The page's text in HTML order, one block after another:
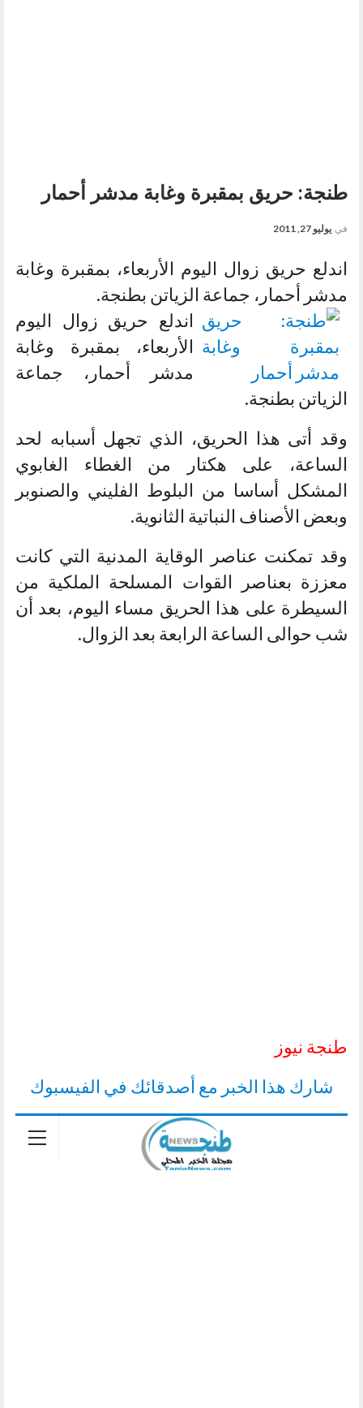
طنجة: حريق بمقبرة وغابة مدشر أحمار
في يوليو 27, 2011
اندلع حريق زوال اليوم الأربعاء، بمقبرة وغابة
مدشر أحمار، جماعة الزياتن بطنجة.
اندلع حريق زوال اليوم
الأربعاء، بمقبرة وغابة
مدشر أحمار، جماعة
الزياتن بطنجة.
وقد أتى هذا الحريق، الذي تجهل أسبابه لحد
الساعة، على هكتار من الغطاء الغابوي
المشكل أساسا من البلوط الفليني والصنوبر
وبعض الأصناف النباتية الثانوية.
وقد تمكنت عناصر الوقاية المدنية التي كانت
معززة بعناصر القوات المسلحة الملكية من
السيطرة على هذا الحريق مساء اليوم، بعد أن
شب حوالى الساعة الرابعة بعد الزوال.
طنجة نيوز
شارك هذا الخبر مع أصدقائك في الفيسبوك